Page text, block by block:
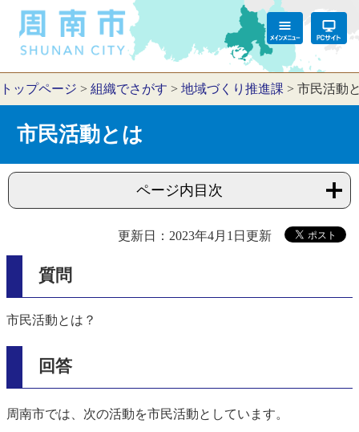
トップページ > 組織でさがす > 地域づくり推進課 > 市民活動
市民活動とは
ページ内目次
更新日：2023年4月1日更新
質問
市民活動とは？
回答
周南市では、次の活動を市民活動としています。